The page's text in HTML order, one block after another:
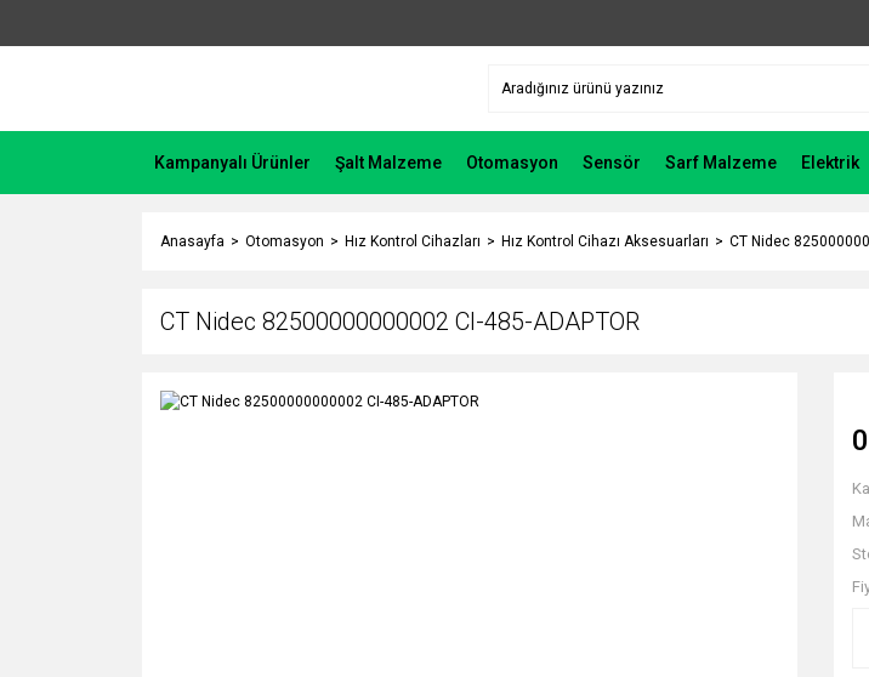
Kampanyalı Ürünler Şalt Malzeme Otomasyon Sensör Sarf Malzeme Elektrik
Anasayfa Otomasyon Hız Kontrol Cihazları Hız Kontrol Cihazı Aksesuarları CT Nidec
CT Nidec 82500000000002 CI-485-ADAPTOR